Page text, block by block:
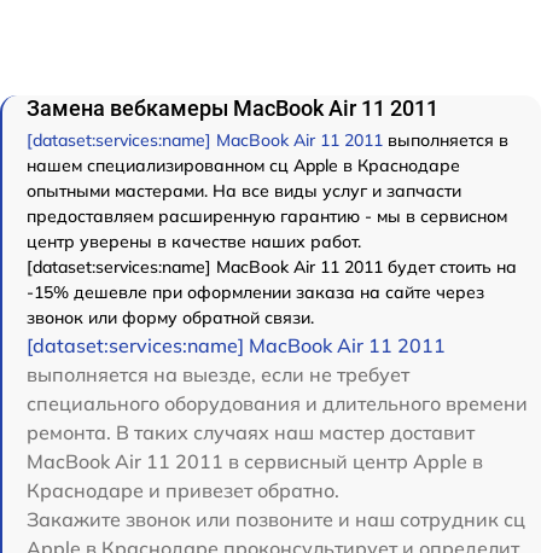
Замена вебкамеры MacBook Air 11 2011
[dataset:services:name] MacBook Air 11 2011 выполняется в
нашем специализированном сц Apple в Краснодаре
опытными мастерами. На все виды услуг и запчасти
предоставляем расширенную гарантию - мы в сервисном
центр уверены в качестве наших работ.
[dataset:services:name] MacBook Air 11 2011 будет стоить на
-15% дешевле при оформлении заказа на сайте через
звонок или форму обратной связи.
[dataset:services:name] MacBook Air 11 2011
выполняется на выезде, если не требует
специального оборудования и длительного времени
ремонта. В таких случаях наш мастер доставит
MacBook Air 11 2011 в сервисный центр Apple в
Краснодаре и привезет обратно.
Закажите звонок или позвоните и наш сотрудник сц
Apple в Краснодаре проконсультирует и определит